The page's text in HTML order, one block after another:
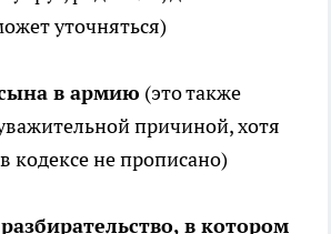
уточняться)
в армию (это также
причиной, хотя
кодексе не прописано)
в котором